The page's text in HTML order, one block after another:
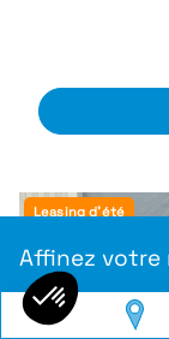
Affinez votre
Leasing d'été